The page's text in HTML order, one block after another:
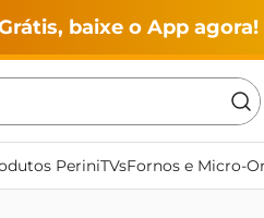
baixe o App agora!
PeriniTVsFornos e Micro-